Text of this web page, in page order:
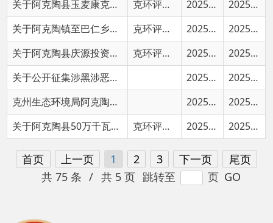
关于公开征集涉黑涉恶违法犯罪线索和行业乱点乱象问题的公告 2025-04-09 2025-04-09
克州生态环境局阿克陶县分局2024年度法治政府建设情况报告 2025-02-25 2025-02-25
关于阿克陶县50万千瓦光储一体化项目环境影响报告表的批复 克环评函〔2025〕16号 2025-02-24 2025-02-24
首页 上一页 1 2 3 下一页 尾页
共 75 条 / 共 5 页 页 GO